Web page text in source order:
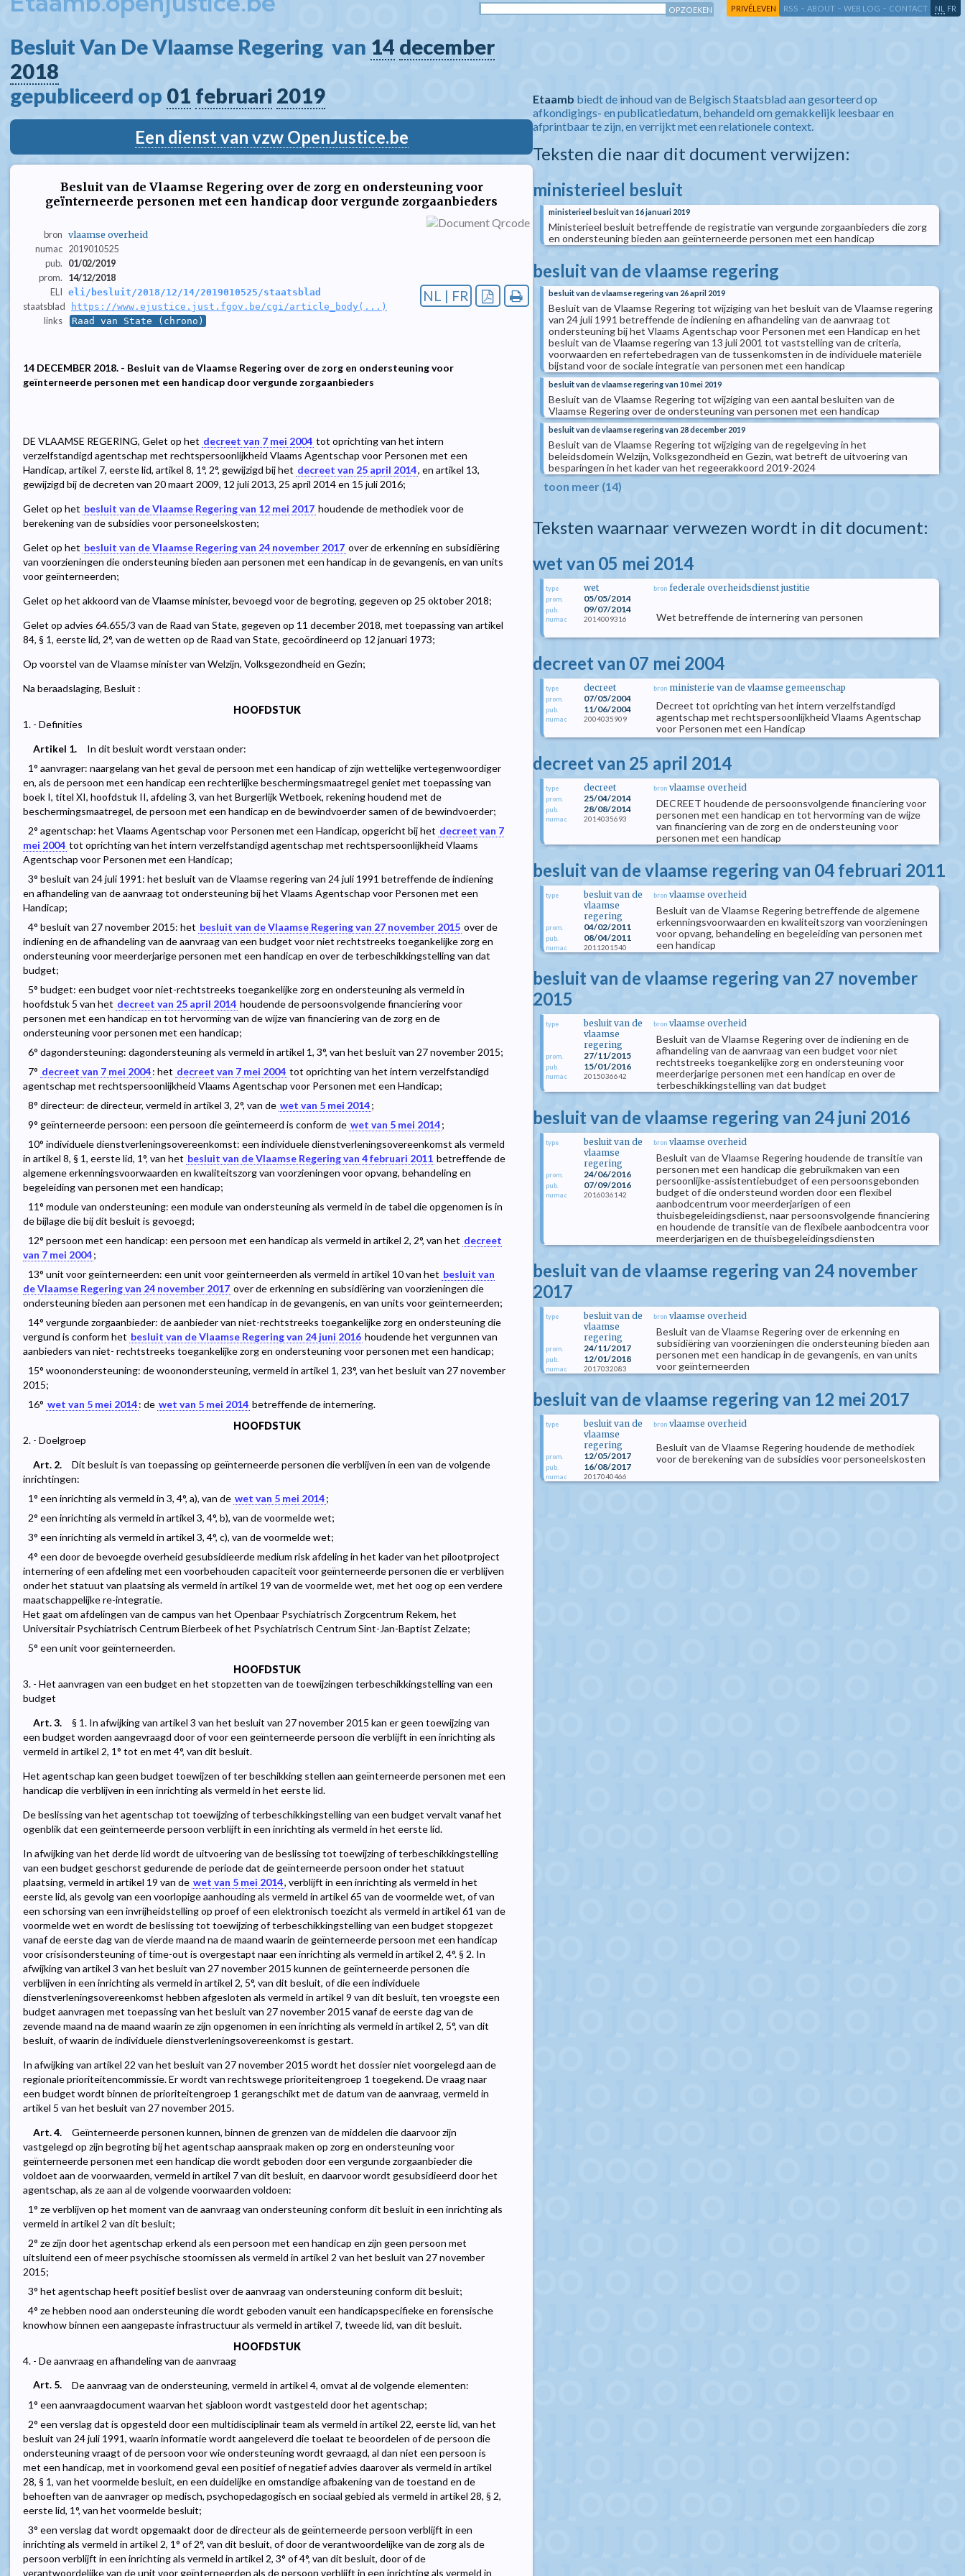
PRIVÉLEVEN RSS - ABOUT - WEB LOG - CONTACT NL FR
Besluit Van De Vlaamse Regering  van 14 december
2018
gepubliceerd op 01 februari 2019
Een dienst van vzw OpenJustice.be
Besluit van de Vlaamse Regering over de zorg en ondersteuning voor
geïnterneerde personen met een handicap door vergunde zorgaanbieders
bron vlaamse overheid
numac 2019010525
pub.
01/02/2019
prom.
14/12/2018
ELI eli/besluit/2018/12/14/2019010525/staatsblad
staatsblad https://www.ejustice.just.fgov.be/cgi/article_body(...)
links Raad van State (chrono)
NL | FR
14 DECEMBER 2018. - Besluit van de Vlaamse Regering over de zorg en ondersteuning voor
geïnterneerde personen met een handicap door vergunde zorgaanbieders
DE VLAAMSE REGERING, Gelet op het decreet van 7 mei 2004 tot oprichting van het intern
verzelfstandigd agentschap met rechtspersoonlijkheid Vlaams Agentschap voor Personen met een
Handicap, artikel 7, eerste lid, artikel 8, 1°, 2°, gewijzigd bij het decreet van 25 april 2014, en artikel 13,
gewijzigd bij de decreten van 20 maart 2009, 12 juli 2013, 25 april 2014 en 15 juli 2016;
Gelet op het besluit van de Vlaamse Regering van 12 mei 2017 houdende de methodiek voor de
berekening van de subsidies voor personeelskosten;
Gelet op het besluit van de Vlaamse Regering van 24 november 2017 over de erkenning en subsidiëring
van voorzieningen die ondersteuning bieden aan personen met een handicap in de gevangenis, en van units
voor geïnterneerden;
Gelet op het akkoord van de Vlaamse minister, bevoegd voor de begroting, gegeven op 25 oktober 2018;
Gelet op advies 64.655/3 van de Raad van State, gegeven op 11 december 2018, met toepassing van artikel
84, § 1, eerste lid, 2°, van de wetten op de Raad van State, gecoördineerd op 12 januari 1973;
Op voorstel van de Vlaamse minister van Welzijn, Volksgezondheid en Gezin;
Na beraadslaging, Besluit :
HOOFDSTUK
1. - Definities
Artikel 1.
In dit besluit wordt verstaan onder:
1° aanvrager: naargelang van het geval de persoon met een handicap of zijn wettelijke vertegenwoordiger
en, als de persoon met een handicap een rechterlijke beschermingsmaatregel geniet met toepassing van
boek I, titel XI, hoofdstuk II, afdeling 3, van het Burgerlijk Wetboek, rekening houdend met de
beschermingsmaatregel, de persoon met een handicap en de bewindvoerder samen of de bewindvoerder;
2° agentschap: het Vlaams Agentschap voor Personen met een Handicap, opgericht bij het decreet van 7
mei 2004 tot oprichting van het intern verzelfstandigd agentschap met rechtspersoonlijkheid Vlaams
Agentschap voor Personen met een Handicap;
3° besluit van 24 juli 1991: het besluit van de Vlaamse regering van 24 juli 1991 betreffende de indiening
en afhandeling van de aanvraag tot ondersteuning bij het Vlaams Agentschap voor Personen met een
Handicap;
4° besluit van 27 november 2015: het besluit van de Vlaamse Regering van 27 november 2015 over de
indiening en de afhandeling van de aanvraag van een budget voor niet rechtstreeks toegankelijke zorg en
ondersteuning voor meerderjarige personen met een handicap en over de terbeschikkingstelling van dat
budget;
5° budget: een budget voor niet-rechtstreeks toegankelijke zorg en ondersteuning als vermeld in
hoofdstuk 5 van het decreet van 25 april 2014 houdende de persoonsvolgende financiering voor
personen met een handicap en tot hervorming van de wijze van financiering van de zorg en de
ondersteuning voor personen met een handicap;
6° dagondersteuning: dagondersteuning als vermeld in artikel 1, 3°, van het besluit van 27 november 2015;
7° decreet van 7 mei 2004: het decreet van 7 mei 2004 tot oprichting van het intern verzelfstandigd
agentschap met rechtspersoonlijkheid Vlaams Agentschap voor Personen met een Handicap;
8° directeur: de directeur, vermeld in artikel 3, 2°, van de wet van 5 mei 2014;
9° geïnterneerde persoon: een persoon die geïnterneerd is conform de wet van 5 mei 2014;
10° individuele dienstverleningsovereenkomst: een individuele dienstverleningsovereenkomst als vermeld
in artikel 8, § 1, eerste lid, 1°, van het besluit van de Vlaamse Regering van 4 februari 2011 betreffende de
algemene erkenningsvoorwaarden en kwaliteitszorg van voorzieningen voor opvang, behandeling en
begeleiding van personen met een handicap;
11° module van ondersteuning: een module van ondersteuning als vermeld in de tabel die opgenomen is in
de bijlage die bij dit besluit is gevoegd;
12° persoon met een handicap: een persoon met een handicap als vermeld in artikel 2, 2°, van het decreet
van 7 mei 2004;
13° unit voor geïnterneerden: een unit voor geïnterneerden als vermeld in artikel 10 van het besluit van
de Vlaamse Regering van 24 november 2017 over de erkenning en subsidiëring van voorzieningen die
ondersteuning bieden aan personen met een handicap in de gevangenis, en van units voor geïnterneerden;
14° vergunde zorgaanbieder: de aanbieder van niet-rechtstreeks toegankelijke zorg en ondersteuning die
vergund is conform het besluit van de Vlaamse Regering van 24 juni 2016 houdende het vergunnen van
aanbieders van niet- rechtstreeks toegankelijke zorg en ondersteuning voor personen met een handicap;
15° woonondersteuning: de woonondersteuning, vermeld in artikel 1, 23°, van het besluit van 27 november
2015;
16° wet van 5 mei 2014: de wet van 5 mei 2014 betreffende de internering.
HOOFDSTUK
2. - Doelgroep
Art. 2.
Dit besluit is van toepassing op geïnterneerde personen die verblijven in een van de volgende
inrichtingen:
1° een inrichting als vermeld in 3, 4°, a), van de wet van 5 mei 2014;
2° een inrichting als vermeld in artikel 3, 4°, b), van de voormelde wet;
3° een inrichting als vermeld in artikel 3, 4°, c), van de voormelde wet;
4° een door de bevoegde overheid gesubsidieerde medium risk afdeling in het kader van het pilootproject
internering of een afdeling met een voorbehouden capaciteit voor geïnterneerde personen die er verblijven
onder het statuut van plaatsing als vermeld in artikel 19 van de voormelde wet, met het oog op een verdere
maatschappelijke re-integratie.
Het gaat om afdelingen van de campus van het Openbaar Psychiatrisch Zorgcentrum Rekem, het
Universitair Psychiatrisch Centrum Bierbeek of het Psychiatrisch Centrum Sint-Jan-Baptist Zelzate;
5° een unit voor geïnterneerden.
HOOFDSTUK
3. - Het aanvragen van een budget en het stopzetten van de toewijzingen terbeschikkingstelling van een
budget
Art. 3.
§ 1. In afwijking van artikel 3 van het besluit van 27 november 2015 kan er geen toewijzing van
een budget worden aangevraagd door of voor een geïnterneerde persoon die verblijft in een inrichting als
vermeld in artikel 2, 1° tot en met 4°, van dit besluit.
Het agentschap kan geen budget toewijzen of ter beschikking stellen aan geïnterneerde personen met een
handicap die verblijven in een inrichting als vermeld in het eerste lid.
De beslissing van het agentschap tot toewijzing of terbeschikkingstelling van een budget vervalt vanaf het
ogenblik dat een geïnterneerde persoon verblijft in een inrichting als vermeld in het eerste lid.
In afwijking van het derde lid wordt de uitvoering van de beslissing tot toewijzing of terbeschikkingstelling
van een budget geschorst gedurende de periode dat de geïnterneerde persoon onder het statuut
plaatsing, vermeld in artikel 19 van de wet van 5 mei 2014, verblijft in een inrichting als vermeld in het
eerste lid, als gevolg van een voorlopige aanhouding als vermeld in artikel 65 van de voormelde wet, of van
een schorsing van een invrijheidstelling op proef of een elektronisch toezicht als vermeld in artikel 61 van de
voormelde wet en wordt de beslissing tot toewijzing of terbeschikkingstelling van een budget stopgezet
vanaf de eerste dag van de vierde maand na de maand waarin de geïnterneerde persoon met een handicap
voor crisisondersteuning of time-out is overgestapt naar een inrichting als vermeld in artikel 2, 4°. § 2. In
afwijking van artikel 3 van het besluit van 27 november 2015 kunnen de geïnterneerde personen die
verblijven in een inrichting als vermeld in artikel 2, 5°, van dit besluit, of die een individuele
dienstverleningsovereenkomst hebben afgesloten als vermeld in artikel 9 van dit besluit, ten vroegste een
budget aanvragen met toepassing van het besluit van 27 november 2015 vanaf de eerste dag van de
zevende maand na de maand waarin ze zijn opgenomen in een inrichting als vermeld in artikel 2, 5°, van dit
besluit, of waarin de individuele dienstverleningsovereenkomst is gestart.
In afwijking van artikel 22 van het besluit van 27 november 2015 wordt het dossier niet voorgelegd aan de
regionale prioriteitencommissie. Er wordt van rechtswege prioriteitengroep 1 toegekend. De vraag naar
een budget wordt binnen de prioriteitengroep 1 gerangschikt met de datum van de aanvraag, vermeld in
artikel 5 van het besluit van 27 november 2015.
Art. 4.
Geïnterneerde personen kunnen, binnen de grenzen van de middelen die daarvoor zijn
vastgelegd op zijn begroting bij het agentschap aanspraak maken op zorg en ondersteuning voor
geïnterneerde personen met een handicap die wordt geboden door een vergunde zorgaanbieder die
voldoet aan de voorwaarden, vermeld in artikel 7 van dit besluit, en daarvoor wordt gesubsidieerd door het
agentschap, als ze aan al de volgende voorwaarden voldoen:
1° ze verblijven op het moment van de aanvraag van ondersteuning conform dit besluit in een inrichting als
vermeld in artikel 2 van dit besluit;
2° ze zijn door het agentschap erkend als een persoon met een handicap en zijn geen persoon met
uitsluitend een of meer psychische stoornissen als vermeld in artikel 2 van het besluit van 27 november
2015;
3° het agentschap heeft positief beslist over de aanvraag van ondersteuning conform dit besluit;
4° ze hebben nood aan ondersteuning die wordt geboden vanuit een handicapspecifieke en forensische
knowhow binnen een aangepaste infrastructuur als vermeld in artikel 7, tweede lid, van dit besluit.
HOOFDSTUK
4. - De aanvraag en afhandeling van de aanvraag
Art. 5.
De aanvraag van de ondersteuning, vermeld in artikel 4, omvat al de volgende elementen:
1° een aanvraagdocument waarvan het sjabloon wordt vastgesteld door het agentschap;
2° een verslag dat is opgesteld door een multidisciplinair team als vermeld in artikel 22, eerste lid, van het
besluit van 24 juli 1991, waarin informatie wordt aangeleverd die toelaat te beoordelen of de persoon die
ondersteuning vraagt of de persoon voor wie ondersteuning wordt gevraagd, al dan niet een persoon is
met een handicap, met in voorkomend geval een positief of negatief advies daarover als vermeld in artikel
28, § 1, van het voormelde besluit, en een duidelijke en omstandige afbakening van de toestand en de
behoeften van de aanvrager op medisch, psychopedagogisch en sociaal gebied als vermeld in artikel 28, § 2,
eerste lid, 1°, van het voormelde besluit;
3° een verslag dat wordt opgemaakt door de directeur als de geïnterneerde persoon verblijft in een
inrichting als vermeld in artikel 2, 1° of 2°, van dit besluit, of door de verantwoordelijke van de zorg als de
persoon verblijft in een inrichting als vermeld in artikel 2, 3° of 4°, van dit besluit, door of de
verantwoordelijke van de unit voor geïnterneerden als de persoon verblijft in een inrichting als vermeld in
Etaamb biedt de inhoud van de Belgisch Staatsblad aan gesorteerd op
afkondigings- en publicatiedatum, behandeld om gemakkelijk leesbaar en
afprintbaar te zijn, en verrijkt met een relationele context.
Teksten die naar dit document verwijzen:
ministerieel besluit
ministerieel besluit van 16 januari 2019
Ministerieel besluit betreffende de registratie van vergunde zorgaanbieders die zorg
en ondersteuning bieden aan geïnterneerde personen met een handicap
besluit van de vlaamse regering
besluit van de vlaamse regering van 26 april 2019
Besluit van de Vlaamse Regering tot wijziging van het besluit van de Vlaamse regering
van 24 juli 1991 betreffende de indiening en afhandeling van de aanvraag tot
ondersteuning bij het Vlaams Agentschap voor Personen met een Handicap en het
besluit van de Vlaamse regering van 13 juli 2001 tot vaststelling van de criteria,
voorwaarden en refertebedragen van de tussenkomsten in de individuele materiële
bijstand voor de sociale integratie van personen met een handicap
besluit van de vlaamse regering van 10 mei 2019
Besluit van de Vlaamse Regering tot wijziging van een aantal besluiten van de
Vlaamse Regering over de ondersteuning van personen met een handicap
besluit van de vlaamse regering van 28 december 2019
Besluit van de Vlaamse Regering tot wijziging van de regelgeving in het
beleidsdomein Welzijn, Volksgezondheid en Gezin, wat betreft de uitvoering van
besparingen in het kader van het regeerakkoord 2019-2024
toon meer (14)
Teksten waarnaar verwezen wordt in dit document:
wet van 05 mei 2014
type wet
prom. 05/05/2014
pub. 09/07/2014
numac 2014009316
bron federale overheidsdienst justitie
Wet betreffende de internering van personen
decreet van 07 mei 2004
type decreet
prom. 07/05/2004
pub. 11/06/2004
numac 2004035909
bron ministerie van de vlaamse gemeenschap
Decreet tot oprichting van het intern verzelfstandigd
agentschap met rechtspersoonlijkheid Vlaams Agentschap
voor Personen met een Handicap
decreet van 25 april 2014
type decreet
prom. 25/04/2014
pub. 28/08/2014
numac 2014035693
bron vlaamse overheid
DECREET houdende de persoonsvolgende financiering voor
personen met een handicap en tot hervorming van de wijze
van financiering van de zorg en de ondersteuning voor
personen met een handicap
besluit van de vlaamse regering van 04 februari 2011
type
besluit van de
vlaamse
regering
prom. 04/02/2011
pub. 08/04/2011
numac 2011201540
bron vlaamse overheid
Besluit van de Vlaamse Regering betreffende de algemene
erkenningsvoorwaarden en kwaliteitszorg van voorzieningen
voor opvang, behandeling en begeleiding van personen met
een handicap
besluit van de vlaamse regering van 27 november
2015
type
besluit van de
vlaamse
regering
prom. 27/11/2015
pub. 15/01/2016
numac 2015036642
bron vlaamse overheid
Besluit van de Vlaamse Regering over de indiening en de
afhandeling van de aanvraag van een budget voor niet
rechtstreeks toegankelijke zorg en ondersteuning voor
meerderjarige personen met een handicap en over de
terbeschikkingstelling van dat budget
besluit van de vlaamse regering van 24 juni 2016
type
besluit van de
vlaamse
regering
prom. 24/06/2016
pub. 07/09/2016
numac 2016036142
bron vlaamse overheid
Besluit van de Vlaamse Regering houdende de transitie van
personen met een handicap die gebruikmaken van een
persoonlijke-assistentiebudget of een persoonsgebonden
budget of die ondersteund worden door een flexibel
aanbodcentrum voor meerderjarigen of een
thuisbegeleidingsdienst, naar persoonsvolgende financiering
en houdende de transitie van de flexibele aanbodcentra voor
meerderjarigen en de thuisbegeleidingsdiensten
besluit van de vlaamse regering van 24 november
2017
type
besluit van de
vlaamse
regering
prom. 24/11/2017
pub. 12/01/2018
numac 2017032083
bron vlaamse overheid
Besluit van de Vlaamse Regering over de erkenning en
subsidiëring van voorzieningen die ondersteuning bieden aan
personen met een handicap in de gevangenis, en van units
voor geïnterneerden
besluit van de vlaamse regering van 12 mei 2017
type
besluit van de
vlaamse
regering
prom. 12/05/2017
pub. 16/08/2017
numac 2017040466
bron vlaamse overheid
Besluit van de Vlaamse Regering houdende de methodiek
voor de berekening van de subsidies voor personeelskosten